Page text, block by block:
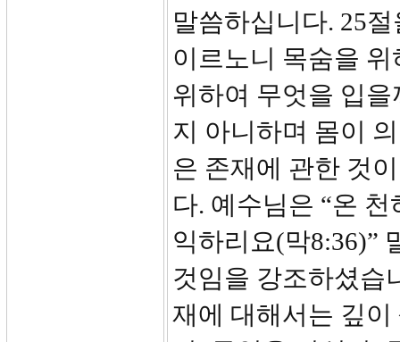
말씀하십니다. 25
이르노니 목숨을
위하여 무엇을 입
지 아니하며 몸이
은 존재에 관한 것
다. 예수님은 “온
익하리요(막8:36)”
것임을 강조하셨습
재에 대해서는 깊이